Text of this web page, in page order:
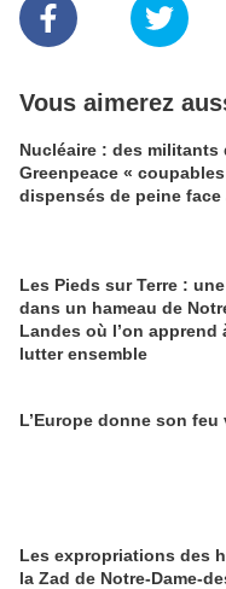
Vous aimerez
Nucléaire : des militants
Greenpeace «
dispensés de peine face
Les Pieds sur Terre :
dans un hameau de
Landes où l’on apprend
lutter ensemble
L’Europe donne son
Les expropriations des
la Zad de Notre-Dame-